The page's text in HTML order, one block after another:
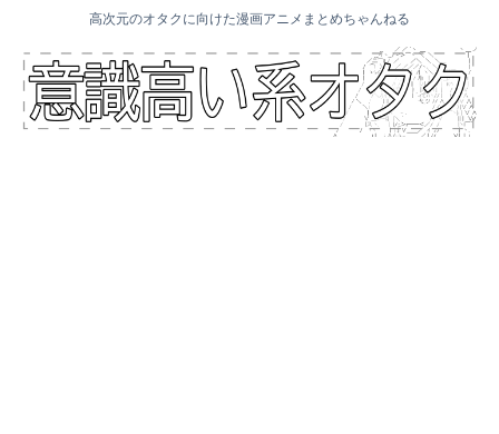
高次元のオタクに向けた漫画アニメまとめちゃんねる